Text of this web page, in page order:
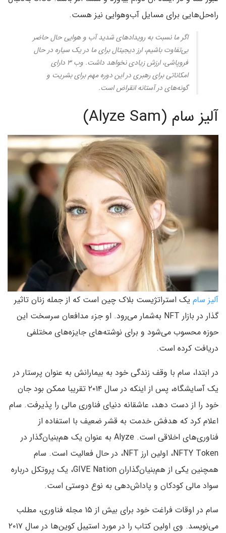
راه‌حل‌هایی برای مسايل آب‌وهوایی نیز هست.
اگر ما نسبت به رویدادهای شدید آب و هوایی حال حاضر
بی‌تفاوت باشیم، ارز دیجیتال برای ما در یک سیاره در حال
فروپاشی، ارزش زیادی نخواهد داشت. وب ۳ دارای
امکاناتی برای رهبری در این دوره مهم برای بشریت و
گونه‌های در آستانه انقراض است.
آلیز سام (Alyze Sam)
آلیز سام یک استراتژیست بلاک چین است که از جمله زنان تاثیر
گذار در بازار NFT به‌شمار می‌رود. او جزء مدافعان سرسخت این
حوزه محسوب می‌شود و برای نوشته‌های جایزه‌های مختلفی
دریافت کرده است.
در ابتدا، سام با وقف زندگی خود به بیمارانش به عنوان پرستار در
یک آسایشگاه، پس از اینکه در سال ۲۰۱۴ تقریبا ممکن بود جان
خود را از دست دهد، عاشقانه دنیای فناوری مالی را پذیرفت. سام
اعلام کرد که هدفش خدمت به قشر ضعیف با استفاده از
فناوری‌های اخلاقی است. Alyze به عنوان یک هم‌بنیان‌گذار در
NFTY Token، اولین ارز NFT، در حال فعالیت است. سام
همچنین یکی از هم‌بنیان‌گذاران GIVE Nation، یک پروتکل درباره
سواد مالی کودکان و پاداش‌دهی به نوع دوستی است.
سام در اوقات فراغت خود برای بیش از ۱۵ مجله فناوری، مطلب
می‌نویسد. وی اولین کتاب را در مورد استیبل کوین‌ها در سال ۲۰۱۷